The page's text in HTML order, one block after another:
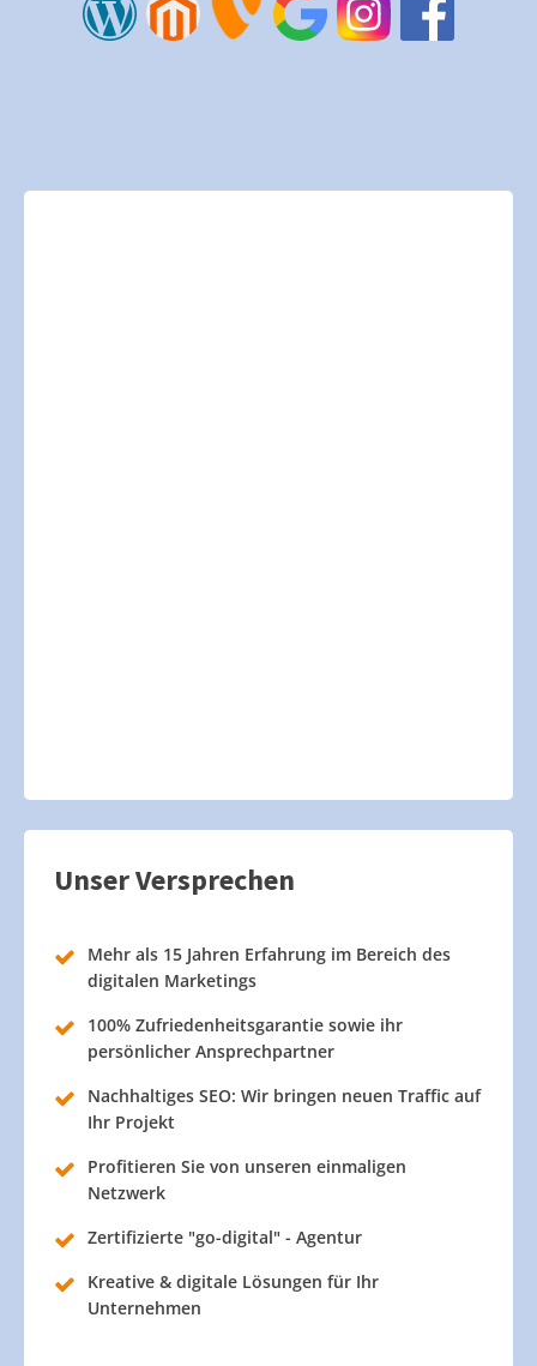
Unser Versprechen
Mehr als 15 Jahren Erfahrung im Bereich des
digitalen Marketings
100% Zufriedenheitsgarantie sowie ihr
persönlicher Ansprechpartner
Nachhaltiges SEO: Wir bringen neuen Traffic auf
Ihr Projekt
Profitieren Sie von unseren einmaligen
Netzwerk
Zertifizierte "go-digital" - Agentur
Kreative & digitale Lösungen für Ihr
Unternehmen